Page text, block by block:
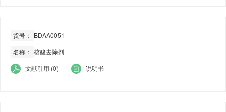
货号：
BDAA0051
名称： 核酸去除剂
文献引用 (0)
说明书